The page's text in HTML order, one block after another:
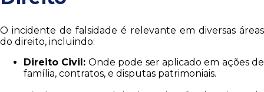
O incidente de falsidade é relevante em diversas áreas
do direito, incluindo:
Direito Civil: Onde pode ser aplicado em ações de
família, contratos, e disputas patrimoniais.